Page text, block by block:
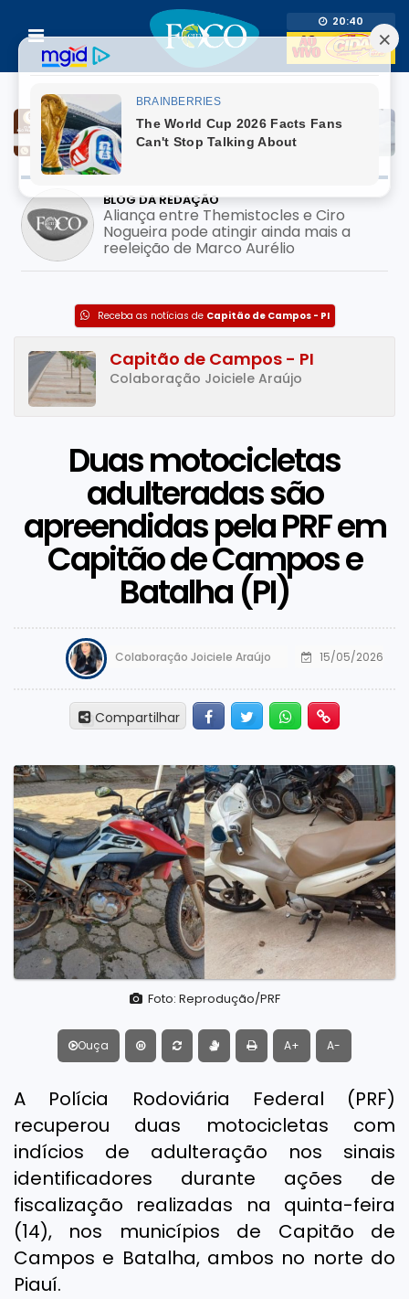
20:40
BLOG DA REDAÇÃO
Prefeito usa adesivo do filho pré-
candidato em mutirão de saúde; pode
configurar crime eleitoral?
Receba as notícias de Capitão de Campos - PI
Capitão de Campos - PI
Colaboração Joiciele Araújo
Duas motocicletas
adulteradas são
apreendidas pela PRF em
Capitão de Campos e
Batalha (PI)
Colaboração Joiciele Araújo 15/05/2026
Compartilhar FacebookTwitter Whatsapp
Foto: Reprodução/PRF
Ouça A+ A-
A Polícia Rodoviária Federal (PRF)
recuperou duas motocicletas com
indícios de adulteração nos sinais
identificadores durante ações de
fiscalização realizadas na quinta-feira
(14), nos municípios de Capitão de
Campos e Batalha, ambos no norte do
Piauí.